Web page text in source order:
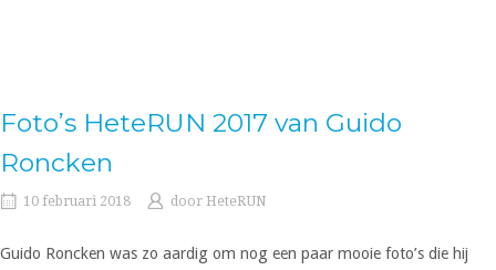
Foto’s HeteRUN 2017 van Guido
Roncken
10 februari 2018 door HeteRUN
Guido Roncken was zo aardig om nog een paar mooie foto’s die hij